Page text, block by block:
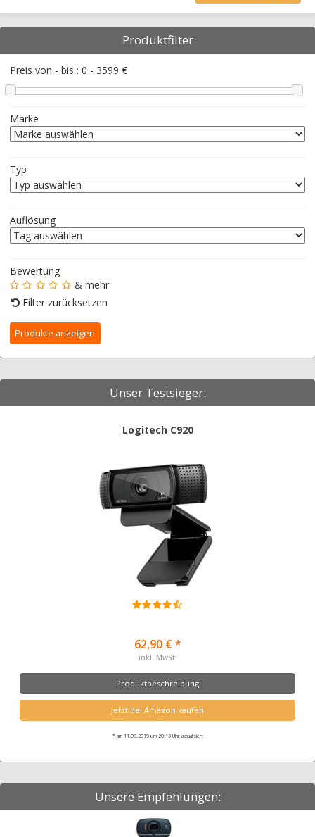
Produktfilter
Preis von - bis : 0 - 3599 €
Marke
Typ
Auflösung
Bewertung
& mehr
Filter zurücksetzen
Unser Testsieger:
Logitech C920
62,90 € *
inkl. MwSt.
Produktbeschreibung
Jetzt bei Amazon kaufen
* am 11.08.2019 um 20:13 Uhr aktualisiert
Unsere Empfehlungen: